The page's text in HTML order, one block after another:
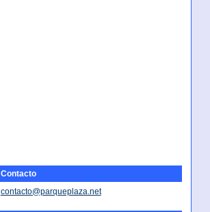
Contacto
contacto@parqueplaza.net